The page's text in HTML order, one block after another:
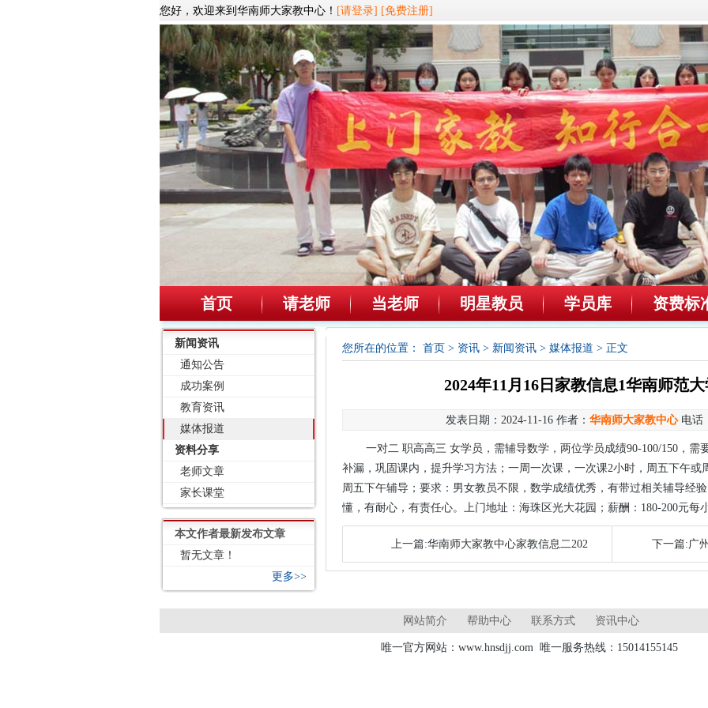
您好，欢迎来到华南师大家教中心！ [请登录] [免费注册]
首页 请老师 当老师 明星教员 学员库 资费标
新闻资讯
通知公告
成功案例
教育资讯
媒体报道
资料分享
老师文章
家长课堂
本文作者最新发布文章
暂无文章！
更多>>
您所在的位置： 首页 > 资讯 > 新闻资讯 > 媒体报道 > 正文
2024年11月16日家教信息1华南师范
发表日期：2024-11-16 作者： 华南师大家教中心电话
一对二 职高高三 女学员，需辅导数学，两位学员成绩90-100/150，需
补漏，巩固课内，提升学习方法；一周一次课，一次课2小时，周五下午
周五下午辅导；要求：男女教员不限，数学成绩优秀，有带过相关辅导经
懂，有耐心，有责任心。上门地址：海珠区光大花园；薪酬：180-200元每
上一篇:华南师大家教中心家教信息二202 下一篇:广
网站简介 帮助中心 联系方式 资讯中心
唯一官方网站：www.hnsdjj.com 唯一服务热线：15014155145